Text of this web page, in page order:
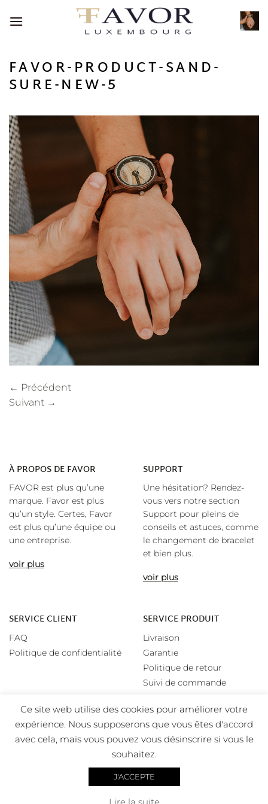
au
FAVOR-PRODUCT-SAND-
SURE-NEW-5
← Précédent
Suivant →
À PROPOS DE FAVOR
FAVOR est plus qu’une
marque. Favor est plus
qu’un style. Certes, Favor
est plus qu’une équipe ou
une entreprise.
voir plus
SUPPORT
Une hésitation? Rendez-
vous vers notre section
Support pour pleins de
conseils et astuces, comme
le changement de bracelet
et bien plus.
voir plus
SERVICE CLIENT
FAQ
Politique de confidentialité
SERVICE PRODUIT
Livraison
Garantie
Politique de retour
Suivi de commande
Ce site web utilise des cookies pour améliorer votre
expérience. Nous supposerons que vous êtes d'accord
avec cela, mais vous pouvez vous désinscrire si vous le
souhaitez.
J'ACCEPTE